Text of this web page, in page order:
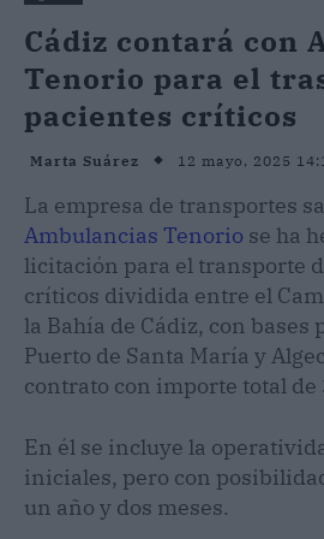
Cádiz contará con
Tenorio para el
pacientes críticos
Marta Suárez 12 mayo, 2025
La empresa de transportes
Ambulancias Tenorio se ha
licitación para el transporte
críticos dividida entre el
la Bahía de Cádiz, con bases
Puerto de Santa María y
contrato con importe total de
En él se incluye la
iniciales, pero con
un año y dos meses.